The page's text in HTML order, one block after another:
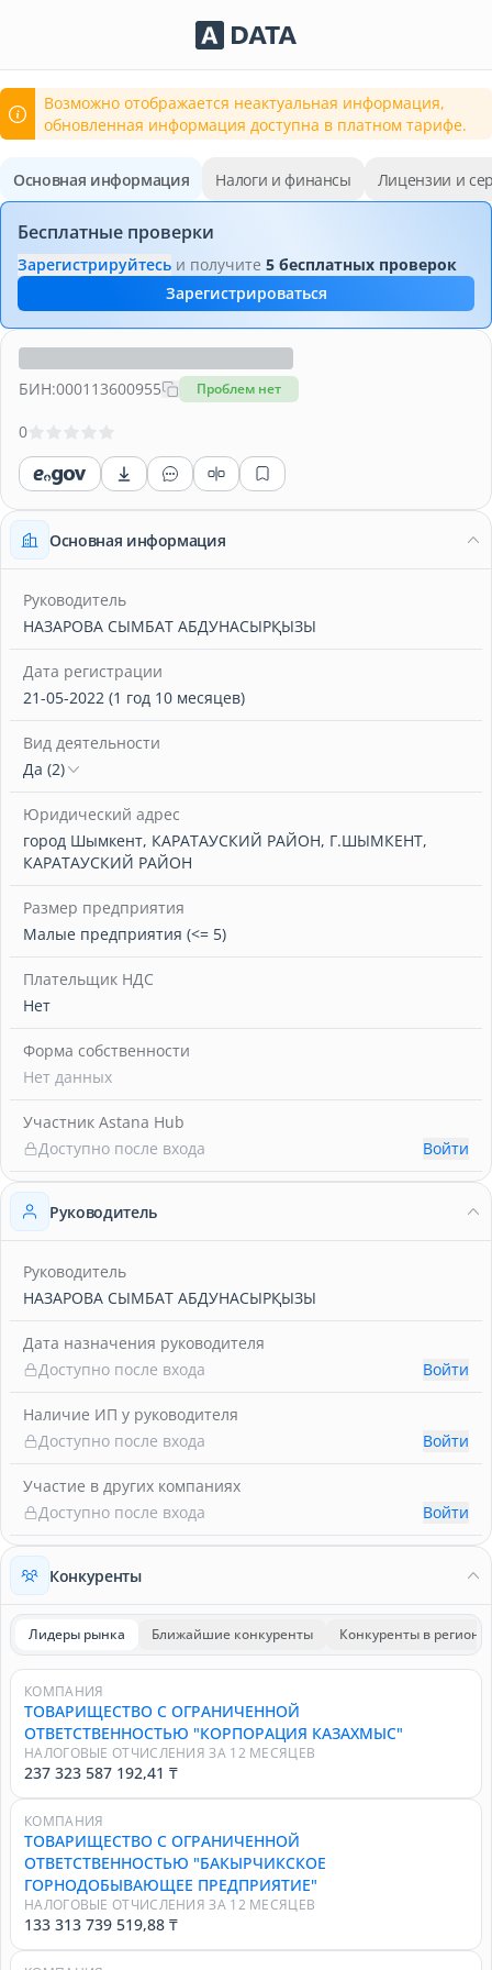
Сервисы Adata.kz
Возможно отображается неактуальная информация,
обновленная информация доступна в платном тарифе.
Основная информация Налоги и финансы Лицензии и
Бесплатные проверки
Зарегистрируйтесь и получите 5 бесплатных проверок
Зарегистрироваться
БИН:000113600955 Проблем нет
0
Основная информация
Руководитель
НАЗАРОВА СЫМБАТ АБДУНАСЫРҚЫЗЫ
Дата регистрации
21-05-2022 (1 год 10 месяцев)
Вид деятельности
Да (2)
Юридический адрес
город Шымкент, КАРАТАУСКИЙ РАЙОН, Г.ШЫМКЕНТ,
КАРАТАУСКИЙ РАЙОН
Размер предприятия
Малые предприятия (<= 5)
Плательщик НДС
Нет
Форма собственности
Нет данных
Участник Astana Hub
Доступно после входа
Войти
Руководитель
Руководитель
НАЗАРОВА СЫМБАТ АБДУНАСЫРҚЫЗЫ
Дата назначения руководителя
Доступно после входа
Войти
Наличие ИП у руководителя
Доступно после входа
Войти
Участие в других компаниях
Доступно после входа
Войти
Конкуренты
Лидеры рынка Ближайшие конкуренты Конкуренты в регионе
КОМПАНИЯ
ТОВАРИЩЕСТВО С ОГРАНИЧЕННОЙ
ОТВЕТСТВЕННОСТЬЮ "КОРПОРАЦИЯ КАЗАХМЫС"
НАЛОГОВЫЕ ОТЧИСЛЕНИЯ ЗА 12 МЕСЯЦЕВ
237 323 587 192,41 ₸
КОМПАНИЯ
ТОВАРИЩЕСТВО С ОГРАНИЧЕННОЙ
ОТВЕТСТВЕННОСТЬЮ "БАКЫРЧИКСКОЕ
ГОРНОДОБЫВАЮЩЕЕ ПРЕДПРИЯТИЕ"
НАЛОГОВЫЕ ОТЧИСЛЕНИЯ ЗА 12 МЕСЯЦЕВ
133 313 739 519,88 ₸